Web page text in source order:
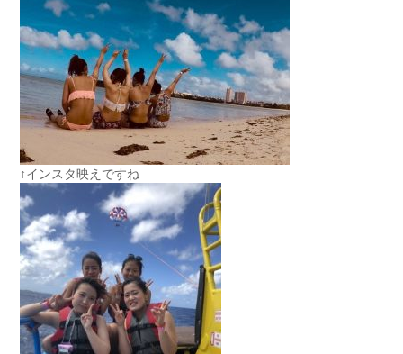
↑インスタ映えですね